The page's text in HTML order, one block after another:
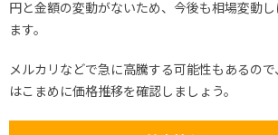
円と金額の変動がないため、今後も相場変動
ます。
メルカリなどで急に高騰する可能性もあるの
はこまめに価格推移を確認しましょう。